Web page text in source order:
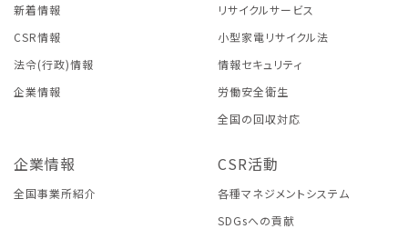
新着情報
CSR情報
法令(行政)情報
企業情報
リサイクルサービス
小型家電リサイクル法
情報セキュリティ
労働安全衛生
全国の回収対応
企業情報
全国事業所紹介
CSR活動
各種マネジメントシステム
SDGsへの貢献